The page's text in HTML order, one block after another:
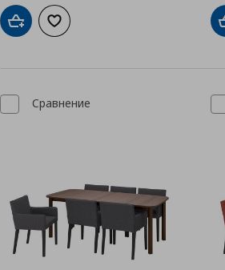
Добави в кошницата
Добави към списъка с любими
Сравнение